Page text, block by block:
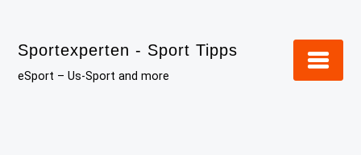
content
Sportexperten - Sport Tipps
eSport – Us-Sport and more